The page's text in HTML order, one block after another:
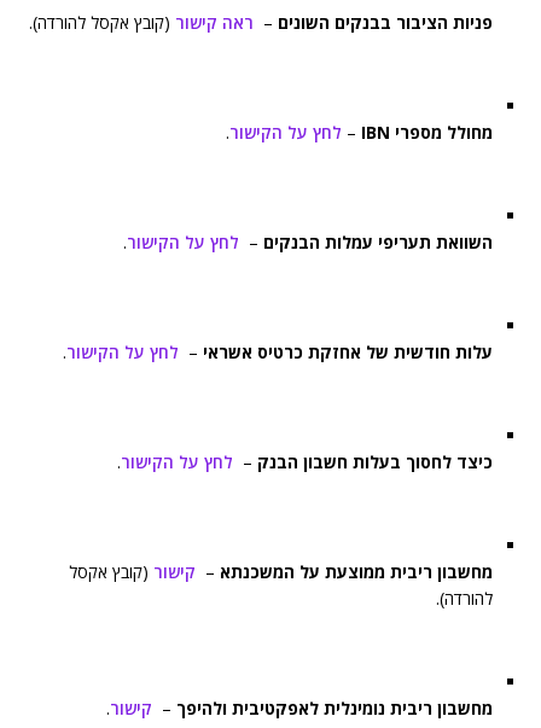
פניות הציבור בבנקים השונים – ראה קישור (קובץ אקסל להורדה).
מחולל מספרי IBN – לחץ על הקישור.
השוואת תעריפי עמלות הבנקים – לחץ על הקישור.
עלות חודשית של אחזקת כרטיס אשראי – לחץ על הקישור.
כיצד לחסוך בעלות חשבון הבנק – לחץ על הקישור.
מחשבון ריבית ממוצעת על המשכנתא – קישור (קובץ אקסל
להורדה).
מחשבון ריבית נומינלית לאפקטיבית ולהיפך – קישור.